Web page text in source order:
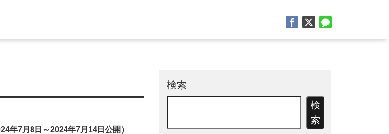
年7月8日～2024年7月14日公開）
検索
検
索